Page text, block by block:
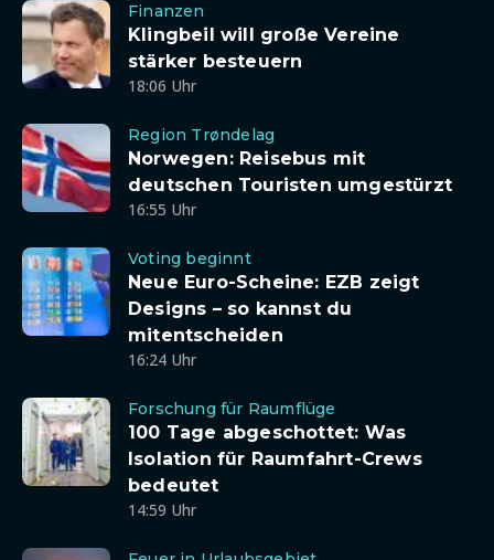
Finanzen
Klingbeil will große Vereine
stärker besteuern
18:06 Uhr
Region Trøndelag
Norwegen: Reisebus mit
deutschen Touristen umgestürzt
16:55 Uhr
Voting beginnt
Neue Euro-Scheine: EZB zeigt
Designs – so kannst du
mitentscheiden
16:24 Uhr
Forschung für Raumflüge
100 Tage abgeschottet: Was
Isolation für Raumfahrt-Crews
bedeutet
14:59 Uhr